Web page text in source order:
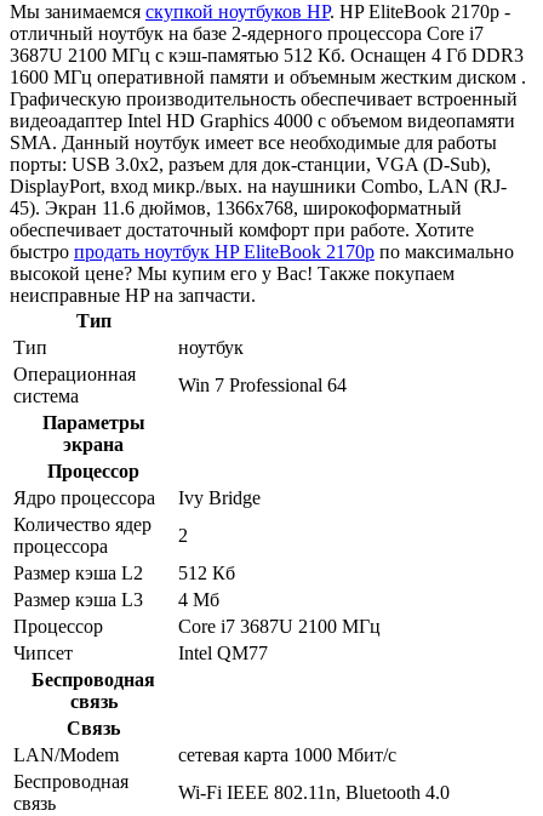
Мы занимаемся скупкой ноутбуков HP. HP EliteBook 2170p -
отличный ноутбук на базе 2-ядерного процессора Core i7
3687U 2100 МГц с кэш-памятью 512 Кб. Оснащен 4 Гб DDR3
1600 МГц оперативной памяти и объемным жестким диском .
Графическую производительность обеспечивает встроенный
видеоадаптер Intel HD Graphics 4000 с объемом видеопамяти
SMA. Данный ноутбук имеет все необходимые для работы
порты: USB 3.0x2, разъем для док-станции, VGA (D-Sub),
DisplayPort, вход микр./вых. на наушники Combo, LAN (RJ-
45). Экран 11.6 дюймов, 1366x768, широкоформатный
обеспечивает достаточный комфорт при работе. Хотите
быстро продать ноутбук HP EliteBook 2170p по максимально
высокой цене? Мы купим его у Вас! Также покупаем
неисправные HP на запчасти.
Тип
Тип
ноутбук
Операционная
система
Win 7 Professional 64
Параметры
экрана
Процессор
Ядро процессора
Ivy Bridge
Количество ядер
процессора
2
Размер кэша L2
512 Кб
Размер кэша L3
4 Мб
Процессор
Core i7 3687U 2100 МГц
Чипсет
Intel QM77
Беспроводная
связь
Связь
LAN/Modem
сетевая карта 1000 Мбит/c
Беспроводная
связь
Wi-Fi IEEE 802.11n, Bluetooth 4.0